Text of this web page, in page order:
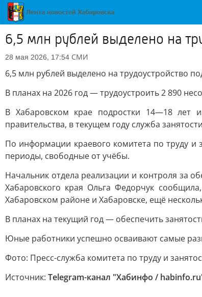
6,5 млн рублей выделено на
28 мая 2026, 17:54 СМИ
6,5 млн рублей выделено на трудоустройство
В планах на 2026 год — трудоустроить 2 890
В Хабаровском крае подростки 14—18 лет
правительства, в текущем году служба
По информации краевого комитета по труду и
периоды, свободные от учёбы.
Начальник отдела реализации и контроля за
Хабаровского края Ольга Федорчук
Хабаровском районе и Хабаровске, ещё
В планах на текущий год — обеспечить
Юные работники успешно осваивают самые
Фото: Пресс-служба комитета по труду и
Источник: Telegram-канал "Хабинфо /